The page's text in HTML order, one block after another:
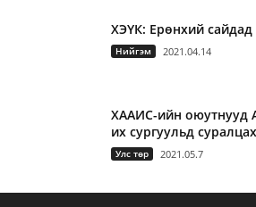
ХЭҮК: Ерөнхий
Нийгэм 2021.04.14
ХААИС-ийн оюутнууд
их сургуульд
Улс төр 2021.05.7